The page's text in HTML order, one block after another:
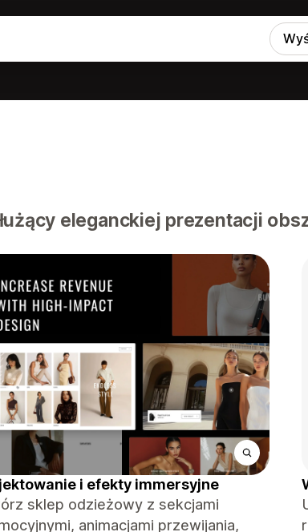
eleganckiej prezentacji
i efekty immersyjne
sklep odzieżowy z sekcjami
animacjami przewijania,